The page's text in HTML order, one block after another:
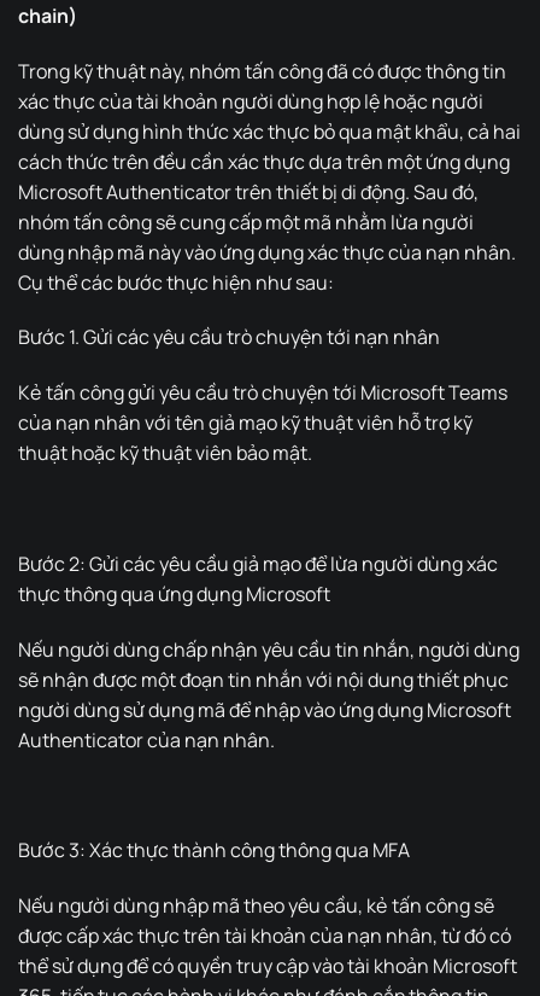
chain)
Trong kỹ thuật này, nhóm tấn công đã có được thông tin
xác thực của tài khoản người dùng hợp lệ hoặc người
dùng sử dụng hình thức xác thực bỏ qua mật khẩu, cả hai
cách thức trên đều cần xác thực dựa trên một ứng dụng
Microsoft Authenticator trên thiết bị di động. Sau đó,
nhóm tấn công sẽ cung cấp một mã nhằm lừa người
dùng nhập mã này vào ứng dụng xác thực của nạn nhân.
Cụ thể các bước thực hiện như sau:
Bước 1. Gửi các yêu cầu trò chuyện tới nạn nhân
Kẻ tấn công gửi yêu cầu trò chuyện tới Microsoft Teams
của nạn nhân với tên giả mạo kỹ thuật viên hỗ trợ kỹ
thuật hoặc kỹ thuật viên bảo mật.
Bước 2: Gửi các yêu cầu giả mạo để lừa người dùng xác
thực thông qua ứng dụng Microsoft
Nếu người dùng chấp nhận yêu cầu tin nhắn, người dùng
sẽ nhận được một đoạn tin nhắn với nội dung thiết phục
người dùng sử dụng mã để nhập vào ứng dụng Microsoft
Authenticator của nạn nhân.
Bước 3: Xác thực thành công thông qua MFA
Nếu người dùng nhập mã theo yêu cầu, kẻ tấn công sẽ
được cấp xác thực trên tài khoản của nạn nhân, từ đó có
thể sử dụng để có quyền truy cập vào tài khoản Microsoft